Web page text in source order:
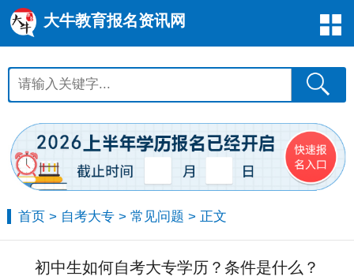
大牛教育报名资讯网
首页 > 自考大专 >常见问题 > 正文
初中生如何自考大专学历？条件是什么？